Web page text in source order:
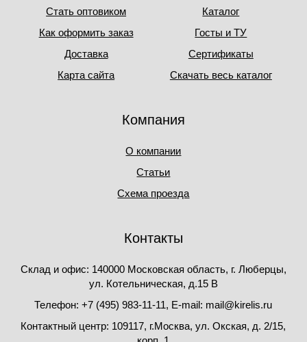
Стать оптовиком
Как оформить заказ
Доставка
Карта сайта
Каталог
Госты и ТУ
Сертификаты
Скачать весь каталог
Компания
О компании
Статьи
Схема проезда
Контакты
Склад и офис: 140000 Московская область, г. Люберцы,
ул. Котельническая, д.15 В
Телефон: +7 (495) 983-11-11, Е-mail: mail@kirelis.ru
Контактный центр: 109117, г.Москва, ул. Окская, д. 2/15,